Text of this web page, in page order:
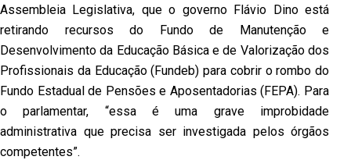
Assembleia Legislativa, que o governo Flávio Dino está
retirando recursos do Fundo de Manutenção e
Desenvolvimento da Educação Básica e de Valorização dos
Profissionais da Educação (Fundeb) para cobrir o rombo do
Fundo Estadual de Pensões e Aposentadorias (FEPA). Para
o parlamentar, “essa é uma grave improbidade
administrativa que precisa ser investigada pelos órgãos
competentes”.